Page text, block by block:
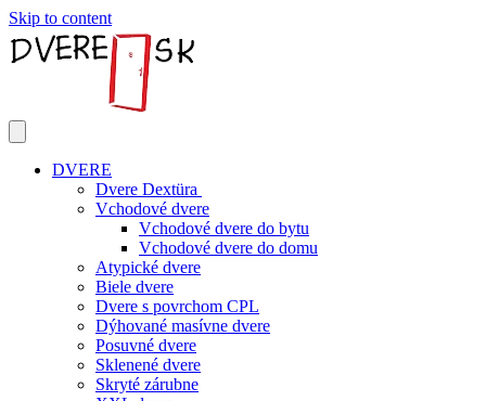
Skip to content
DVERE
Dvere Dextüra
Vchodové dvere
Vchodové dvere do bytu
Vchodové dvere do domu
Atypické dvere
Biele dvere
Dvere s povrchom CPL
Dýhované masívne dvere
Posuvné dvere
Sklenené dvere
Skryté zárubne